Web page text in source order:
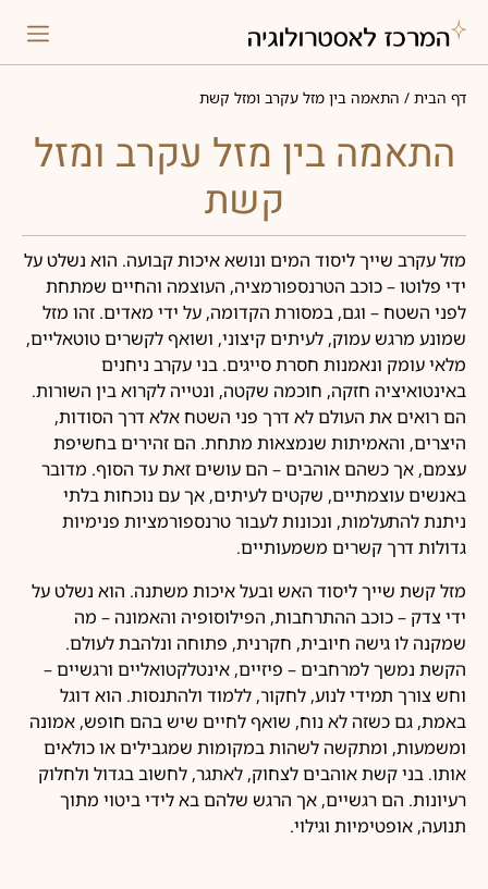
דף הבית / התאמה בין מזל עקרב ומזל קשת
התאמה בין מזל עקרב ומזל
קשת
מזל עקרב שייך ליסוד המים ונושא איכות קבועה. הוא נשלט על
ידי פלוטו – כוכב הטרנספורמציה, העוצמה והחיים שמתחת
לפני השטח – וגם, במסורת הקדומה, על ידי מאדים. זהו מזל
שמונע מרגש עמוק, לעיתים קיצוני, ושואף לקשרים טוטאליים,
מלאי עומק ונאמנות חסרת סייגים. בני עקרב ניחנים
באינטואיציה חזקה, חוכמה שקטה, ונטייה לקרוא בין השורות.
הם רואים את העולם לא דרך פני השטח אלא דרך הסודות,
היצרים, והאמיתות שנמצאות מתחת. הם זהירים בחשיפת
עצמם, אך כשהם אוהבים – הם עושים זאת עד הסוף. מדובר
באנשים עוצמתיים, שקטים לעיתים, אך עם נוכחות בלתי
ניתנת להתעלמות, ונכונות לעבור טרנספורמציות פנימיות
גדולות דרך קשרים משמעותיים.
מזל קשת שייך ליסוד האש ובעל איכות משתנה. הוא נשלט על
ידי צדק – כוכב ההתרחבות, הפילוסופיה והאמונה – מה
שמקנה לו גישה חיובית, חקרנית, פתוחה ונלהבת לעולם.
הקשת נמשך למרחבים – פיזיים, אינטלקטואליים ורגשיים –
וחש צורך תמידי לנוע, לחקור, ללמוד ולהתנסות. הוא דוגל
באמת, גם כשזה לא נוח, שואף לחיים שיש בהם חופש, אמונה
ומשמעות, ומתקשה לשהות במקומות שמגבילים או כולאים
אותו. בני קשת אוהבים לצחוק, לאתגר, לחשוב בגדול ולחלוק
רעיונות. הם רגשיים, אך הרגש שלהם בא לידי ביטוי מתוך
תנועה, אופטימיות וגילוי.